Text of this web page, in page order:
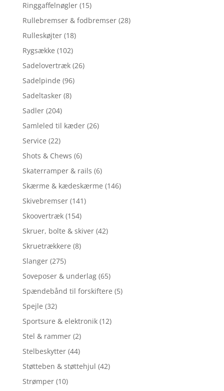
Ringgaffelnøgler (15)
Rullebremser & fodbremser (28)
Rulleskøjter (18)
Rygsække (102)
Sadelovertræk (26)
Sadelpinde (96)
Sadeltasker (8)
Sadler (204)
Samleled til kæder (26)
Service (22)
Shots & Chews (6)
Skaterramper & rails (6)
Skærme & kædeskærme (146)
Skivebremser (141)
Skoovertræk (154)
Skruer, bolte & skiver (42)
Skruetrækkere (8)
Slanger (275)
Soveposer & underlag (65)
Spændebånd til forskiftere (5)
Spejle (32)
Sportsure & elektronik (12)
Stel & rammer (2)
Stelbeskytter (44)
Støtteben & støttehjul (42)
Strømper (10)